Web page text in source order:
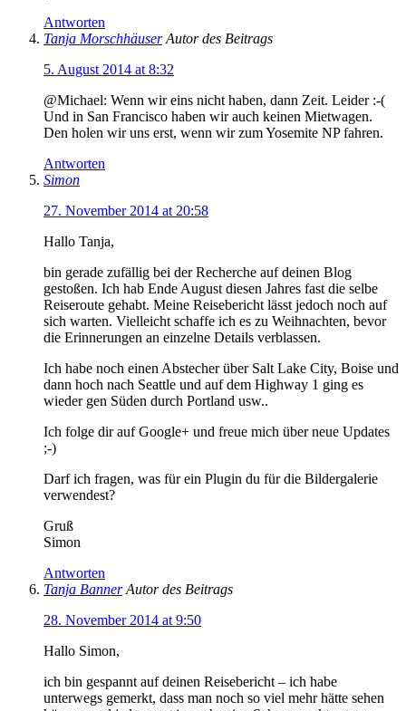
Antworten
Tanja Morschhäuser Autor des Beitrags
5. August 2014 at 8:32
@Michael: Wenn wir eins nicht haben, dann Zeit. Leider :-(
Und in San Francisco haben wir auch keinen Mietwagen.
Den holen wir uns erst, wenn wir zum Yosemite NP fahren.
Antworten
Simon
27. November 2014 at 20:58
Hallo Tanja,
bin gerade zufällig bei der Recherche auf deinen Blog
gestoßen. Ich hab Ende August diesen Jahres fast die selbe
Reiseroute gehabt. Meine Reisebericht lässt jedoch noch auf
sich warten. Vielleicht schaffe ich es zu Weihnachten, bevor
die Erinnerungen an einzelne Details verblassen.
Ich habe noch einen Abstecher über Salt Lake City, Boise und
dann hoch nach Seattle und auf dem Highway 1 ging es
wieder gen Süden durch Portland usw..
Ich folge dir auf Google+ und freue mich über neue Updates
;-)
Darf ich fragen, was für ein Plugin du für die Bildergalerie
verwendest?
Gruß
Simon
Antworten
Tanja Banner Autor des Beitrags
28. November 2014 at 9:50
Hallo Simon,
ich bin gespannt auf deinen Reisebericht – ich habe
unterwegs gemerkt, dass man noch so viel mehr hätte sehen